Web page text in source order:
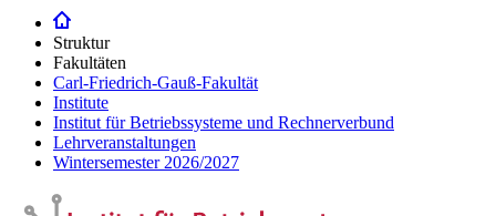
Struktur
Fakultäten
Carl-Friedrich-Gauß-Fakultät
Institute
Institut für Betriebssysteme und Rechnerverbund
Lehrveranstaltungen
Wintersemester 2026/2027